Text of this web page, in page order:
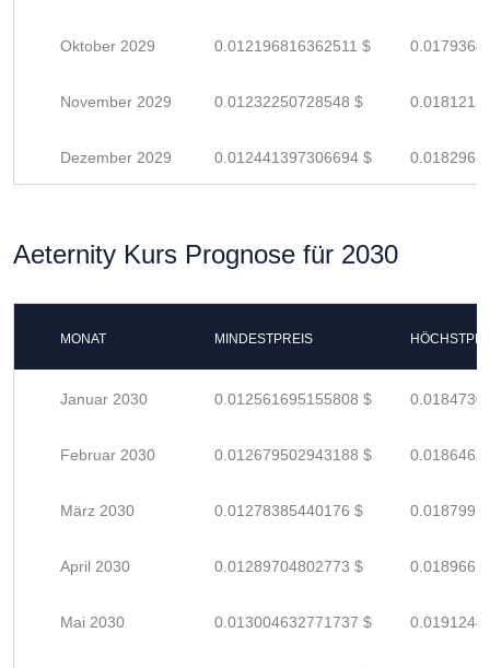
Oktober 2029 0.012196816362511 $
November 2029 0.01232250728548 $
Dezember 2029 0.012441397306694 $
Aeternity Kurs Prognose für 2030
MONAT MINDESTPREIS
Januar 2030 0.012561695155808 $
Februar 2030 0.012679502943188 $
März 2030 0.01278385440176 $
April 2030 0.01289704802773 $
Mai 2030 0.013004632771737 $